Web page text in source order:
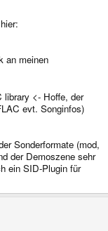
an meinen
library <- Hoffe, der
evt. Songinfos)
Sonderformate (mod,
der Demoszene sehr
ein SID-Plugin für